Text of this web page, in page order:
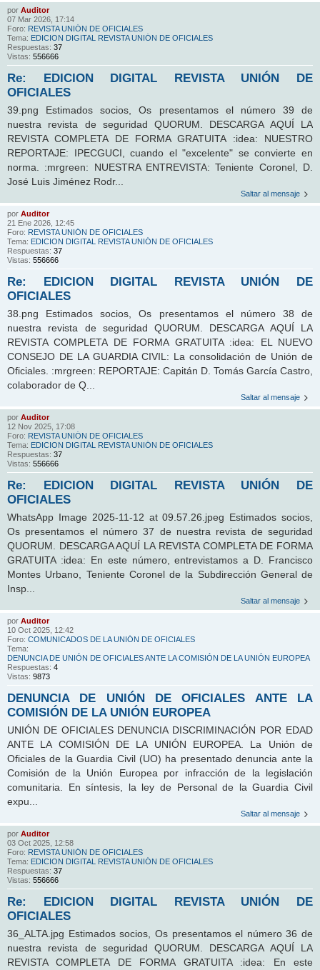
por Auditor
07 Mar 2026, 17:14
Foro: REVISTA UNIÓN DE OFICIALES
Tema: EDICION DIGITAL REVISTA UNIÓN DE OFICIALES
Respuestas: 37
Vistas: 556666
Re: EDICION DIGITAL REVISTA UNIÓN DE
OFICIALES
39.png Estimados socios, Os presentamos el número 39 de
nuestra revista de seguridad QUORUM. DESCARGA AQUÍ LA
REVISTA COMPLETA DE FORMA GRATUITA :idea: NUESTRO
REPORTAJE: IPECGUCI, cuando el "excelente" se convierte en
norma. :mrgreen: NUESTRA ENTREVISTA: Teniente Coronel, D.
José Luis Jiménez Rodr...
Saltar al mensaje
por Auditor
21 Ene 2026, 12:45
Foro: REVISTA UNIÓN DE OFICIALES
Tema: EDICION DIGITAL REVISTA UNIÓN DE OFICIALES
Respuestas: 37
Vistas: 556666
Re: EDICION DIGITAL REVISTA UNIÓN DE
OFICIALES
38.png Estimados socios, Os presentamos el número 38 de
nuestra revista de seguridad QUORUM. DESCARGA AQUÍ LA
REVISTA COMPLETA DE FORMA GRATUITA :idea: EL NUEVO
CONSEJO DE LA GUARDIA CIVIL: La consolidación de Unión de
Oficiales. :mrgreen: REPORTAJE: Capitán D. Tomás García Castro,
colaborador de Q...
Saltar al mensaje
por Auditor
12 Nov 2025, 17:08
Foro: REVISTA UNIÓN DE OFICIALES
Tema: EDICION DIGITAL REVISTA UNIÓN DE OFICIALES
Respuestas: 37
Vistas: 556666
Re: EDICION DIGITAL REVISTA UNIÓN DE
OFICIALES
WhatsApp Image 2025-11-12 at 09.57.26.jpeg Estimados socios,
Os presentamos el número 37 de nuestra revista de seguridad
QUORUM. DESCARGA AQUÍ LA REVISTA COMPLETA DE FORMA
GRATUITA :idea: En este número, entrevistamos a D. Francisco
Montes Urbano, Teniente Coronel de la Subdirección General de
Insp...
Saltar al mensaje
por Auditor
10 Oct 2025, 12:42
Foro: COMUNICADOS DE LA UNIÓN DE OFICIALES
Tema:
DENUNCIA DE UNIÓN DE OFICIALES ANTE LA COMISIÓN DE LA UNIÓN EUROPEA
Respuestas: 4
Vistas: 9873
DENUNCIA DE UNIÓN DE OFICIALES ANTE LA
COMISIÓN DE LA UNIÓN EUROPEA
UNIÓN DE OFICIALES DENUNCIA DISCRIMINACIÓN POR EDAD
ANTE LA COMISIÓN DE LA UNIÓN EUROPEA. La Unión de
Oficiales de la Guardia Civil (UO) ha presentado denuncia ante la
Comisión de la Unión Europea por infracción de la legislación
comunitaria. En síntesis, la ley de Personal de la Guardia Civil
expu...
Saltar al mensaje
por Auditor
03 Oct 2025, 12:58
Foro: REVISTA UNIÓN DE OFICIALES
Tema: EDICION DIGITAL REVISTA UNIÓN DE OFICIALES
Respuestas: 37
Vistas: 556666
Re: EDICION DIGITAL REVISTA UNIÓN DE
OFICIALES
36_ALTA.jpg Estimados socios, Os presentamos el número 36 de
nuestra revista de seguridad QUORUM. DESCARGA AQUÍ LA
REVISTA COMPLETA DE FORMA GRATUITA :idea: En este